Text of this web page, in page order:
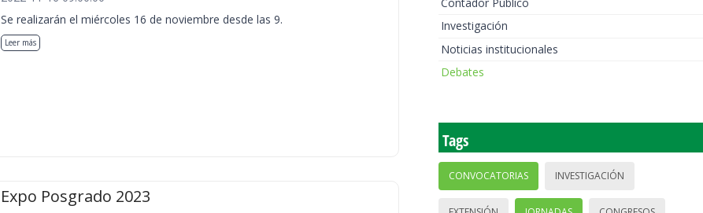
Se realizarán el miércoles 16 de noviembre desde las 9.
Leer más
Expo Posgrado 2023
Investigación
Noticias institucionales
Debates
Tags
CONVOCATORIAS INVESTIGACIÓN